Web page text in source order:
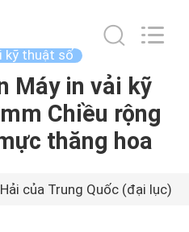
kỹ thuật số
Máy in vải kỹ
Chiều rộng
thăng hoa
của Trung Quốc (đại lục)